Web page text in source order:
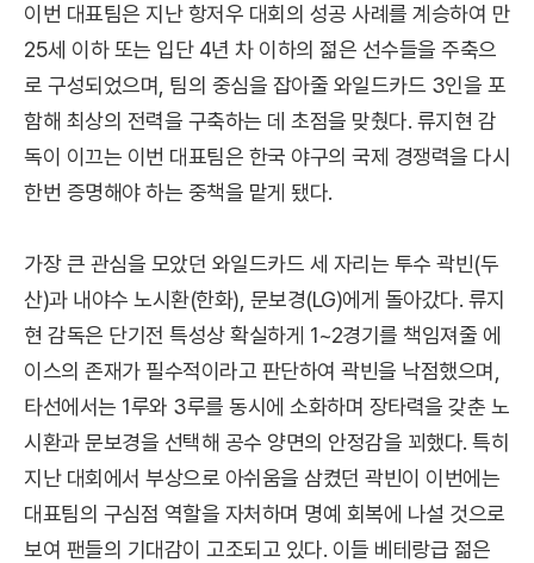
이번 대표팀은 지난 항저우 대회의 성공 사례를 계승하여 만
25세 이하 또는 입단 4년 차 이하의 젊은 선수들을 주축으
로 구성되었으며, 팀의 중심을 잡아줄 와일드카드 3인을 포
함해 최상의 전력을 구축하는 데 초점을 맞췄다. 류지현 감
독이 이끄는 이번 대표팀은 한국 야구의 국제 경쟁력을 다시
한번 증명해야 하는 중책을 맡게 됐다.
가장 큰 관심을 모았던 와일드카드 세 자리는 투수 곽빈(두
산)과 내야수 노시환(한화), 문보경(LG)에게 돌아갔다. 류지
현 감독은 단기전 특성상 확실하게 1~2경기를 책임져줄 에
이스의 존재가 필수적이라고 판단하여 곽빈을 낙점했으며,
타선에서는 1루와 3루를 동시에 소화하며 장타력을 갖춘 노
시환과 문보경을 선택해 공수 양면의 안정감을 꾀했다. 특히
지난 대회에서 부상으로 아쉬움을 삼켰던 곽빈이 이번에는
대표팀의 구심점 역할을 자처하며 명예 회복에 나설 것으로
보여 팬들의 기대감이 고조되고 있다. 이들 베테랑급 젊은